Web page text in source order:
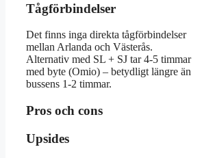
Tågförbindelser
Det finns inga direkta tågförbindelser
mellan Arlanda och Västerås.
Alternativ med SL + SJ tar 4-5 timmar
med byte (Omio) – betydligt längre än
bussens 1-2 timmar.
Pros och cons
Upsides